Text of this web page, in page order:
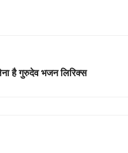
है गुरुदेव भजन लिरिक्स